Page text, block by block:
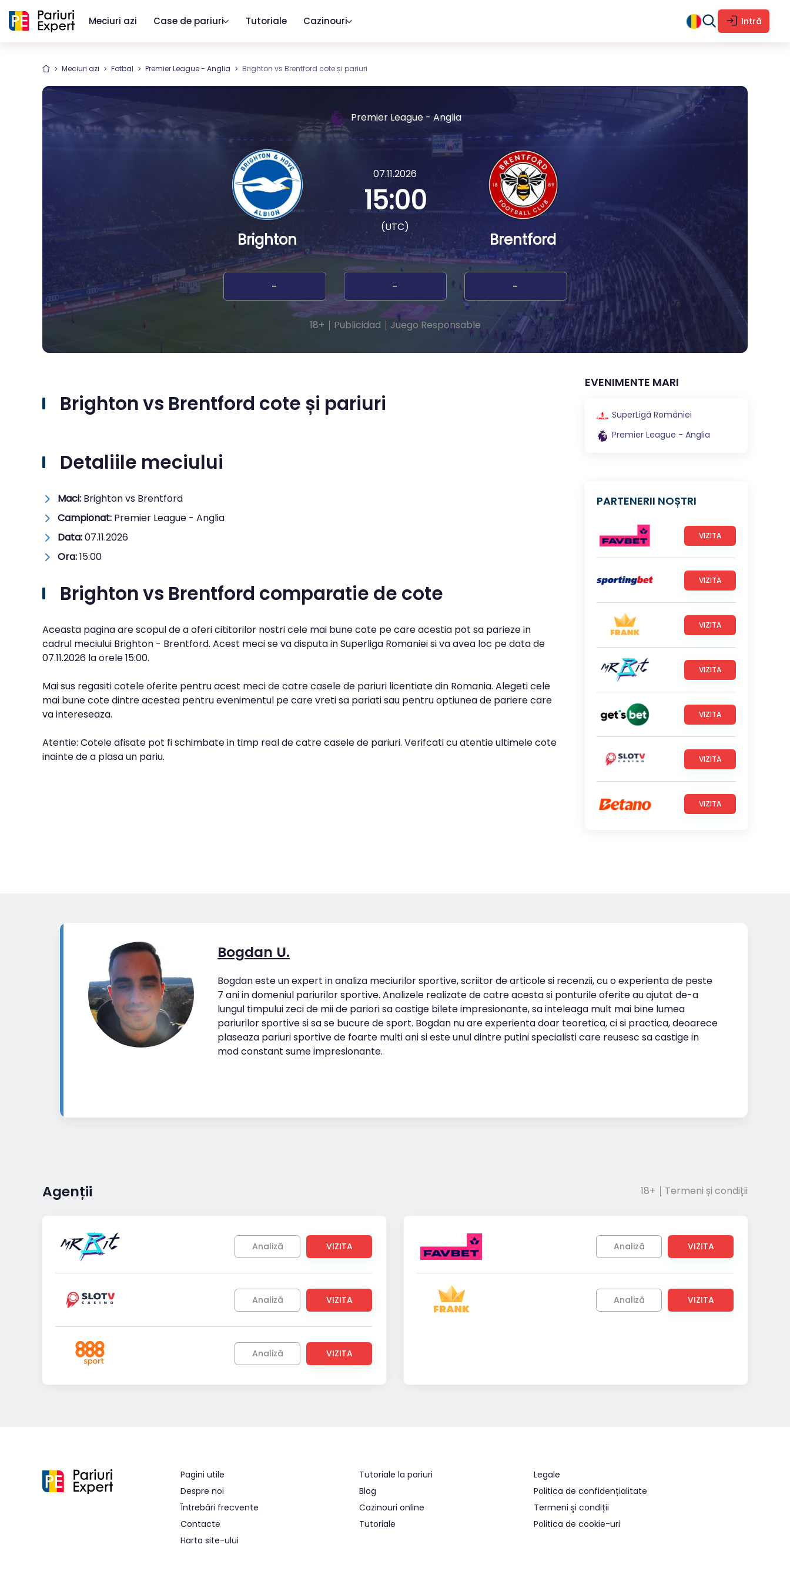
Meciuri azi Case de pariuri Tutoriale Cazinouri Intră
Meciuri azi Fotbal Premier League - Anglia Brighton vs Brentford cote și pariuri
Premier League - Anglia
Brighton
07.11.2026
15:00
(UTC)
Brentford
- - -
18+ Publicidad Juego Responsable
Brighton vs Brentford cote și pariuri
Detaliile meciului
Maci: Brighton vs Brentford
Campionat: Premier League - Anglia
Data:07.11.2026
Ora:15:00
Brighton vs Brentford comparatie de cote
Aceasta pagina are scopul de a oferi cititorilor nostri cele mai bune cote pe care acestia pot sa parieze in
cadrul meciului Brighton - Brentford. Acest meci se va disputa in Superliga Romaniei si va avea loc pe data de
07.11.2026 la orele15:00.
Mai sus regasiti cotele oferite pentru acest meci de catre casele de pariuri licentiate din Romania. Alegeti cele
mai bune cote dintre acestea pentru evenimentul pe care vreti sa pariati sau pentru optiunea de pariere care
va intereseaza.
Atentie: Cotele afisate pot fi schimbate in timp real de catre casele de pariuri. Verifcati cu atentie ultimele cote
inainte de a plasa un pariu.
EVENIMENTE MARI
SuperLigă României
Premier League - Anglia
PARTENERII NOȘTRI
VIZITA
VIZITA
VIZITA
VIZITA
VIZITA
VIZITA
VIZITA
Bogdan U.
Bogdan este un expert in analiza meciurilor sportive, scriitor de articole si recenzii, cu o experienta de peste
7 ani in domeniul pariurilor sportive. Analizele realizate de catre acesta si ponturile oferite au ajutat de-a
lungul timpului zeci de mii de pariori sa castige bilete impresionante, sa inteleaga mult mai bine lumea
pariurilor sportive si sa se bucure de sport. Bogdan nu are experienta doar teoretica, ci si practica, deoarece
plaseaza pariuri sportive de foarte multi ani si este unul dintre putini specialisti care reusesc sa castige in
mod constant sume impresionante.
Agenții 18+ Termeni și condiții
Analiză VIZITA
Analiză VIZITA
Analiză VIZITA
Analiză VIZITA
Analiză VIZITA
Pagini utile
Despre noi
Întrebări frecvente
Contacte
Harta site-ului
Tutoriale la pariuri
Blog
Cazinouri online
Tutoriale
Legale
Politica de confidențialitate
Termeni și condiții
Politica de cookie-uri